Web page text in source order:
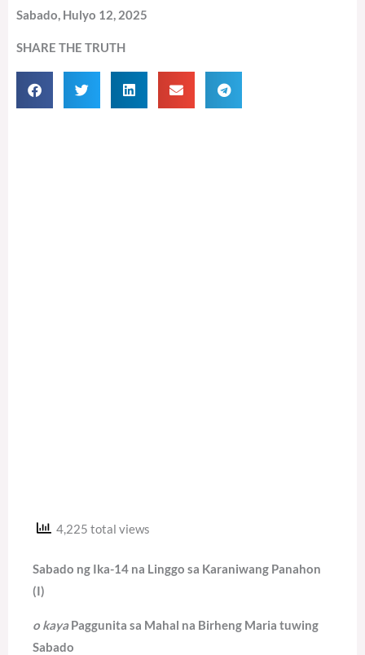
Sabado, Hulyo 12, 2025
SHARE THE TRUTH
4,225 total views
Sabado ng Ika-14 na Linggo sa Karaniwang Panahon
(I)
o kayaPaggunita sa Mahal na Birheng Maria tuwing
Sabado